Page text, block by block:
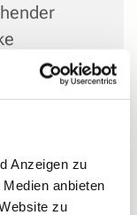
Anzeigen zu
anbieten
zu
Kaffee die